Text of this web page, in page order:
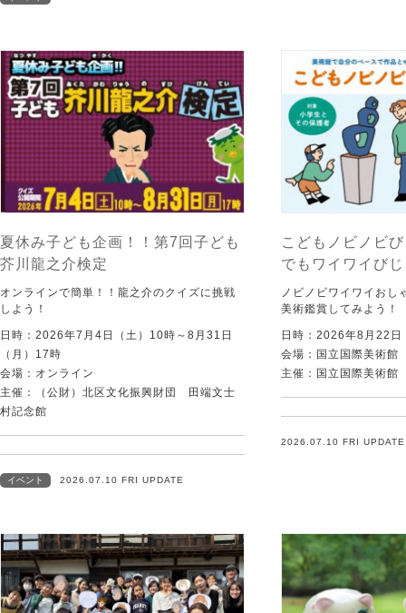
夏休み子ども企画！！第7回子ども
芥川龍之介検定
オンラインで簡単！！龍之介のクイズに挑戦
しよう！
日時：2026年7月4日（土）10時～8月31日
（月）17時
会場：オンライン
主催：（公財）北区文化振興財団 田端文士
村記念館
イベント 2026.07.10 FRI UPDATE
こどもノビノビ
でもワイワイび
ノビノビワイワイおし
美術鑑賞してみよう！
日時：2026年8月22日
会場：国立国際美術
主催：国立国際美術館
2026.07.10 FRI UPDATE